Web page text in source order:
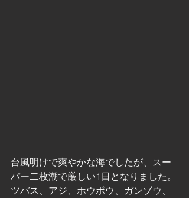
台風明けで爽やかな海でしたが、スー
パー二枚潮で厳しい1日となりました。
ツバス、アジ、ホウボウ、ガンゾウ、